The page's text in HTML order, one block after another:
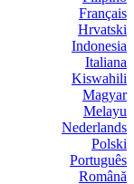
Français
Hrvatski
Indonesia
Italiana
Kiswahili
Magyar
Melayu
Nederlands
Polski
Português
Română